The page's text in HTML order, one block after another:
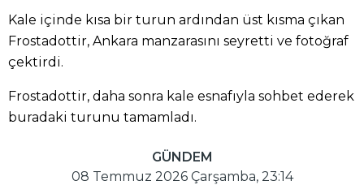
Kale içinde kısa bir turun ardından üst kısma çıkan
Frostadottir, Ankara manzarasını seyretti ve fotoğraf
çektirdi.
Frostadottir, daha sonra kale esnafıyla sohbet ederek
buradaki turunu tamamladı.
GÜNDEM
08 Temmuz 2026 Çarşamba, 23:14